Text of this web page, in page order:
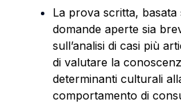
La prova scritta, basata
domande aperte sia
sull’analisi di casi più
di valutare la
determinanti culturali
comportamento di